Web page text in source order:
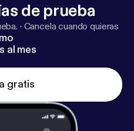
de prueba
· Cancela cuando quieras
al mes
gratis